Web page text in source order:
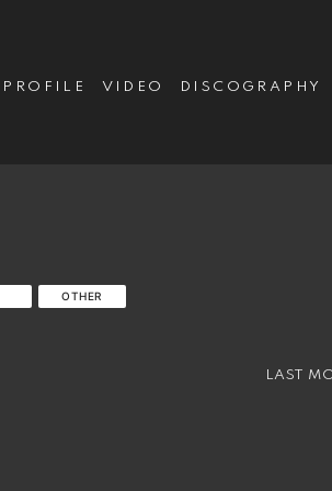
PROFILE VIDEO DISCOGRAPHY
OTHER
LAST